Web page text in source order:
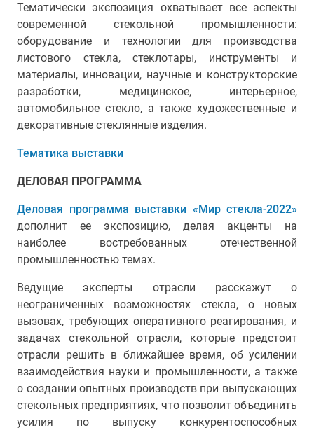
Тематически экспозиция охватывает все аспекты
современной стекольной промышленности:
оборудование и технологии для производства
листового стекла, стеклотары, инструменты и
материалы, инновации, научные и конструкторские
разработки, медицинское, интерьерное,
автомобильное стекло, а также художественные и
декоративные стеклянные изделия.
Тематика выставки
ДЕЛОВАЯ ПРОГРАММА
Деловая программа выставки «Мир стекла-2022»
дополнит ее экспозицию, делая акценты на
наиболее востребованных отечественной
промышленностью темах.
Ведущие эксперты отрасли расскажут о
неограниченных возможностях стекла, о новых
вызовах, требующих оперативного реагирования, и
задачах стекольной отрасли, которые предстоит
отрасли решить в ближайшее время, об усилении
взаимодействия науки и промышленности, а также
о создании опытных производств при выпускающих
стекольных предприятиях, что позволит объединить
усилия по выпуску конкурентоспособных